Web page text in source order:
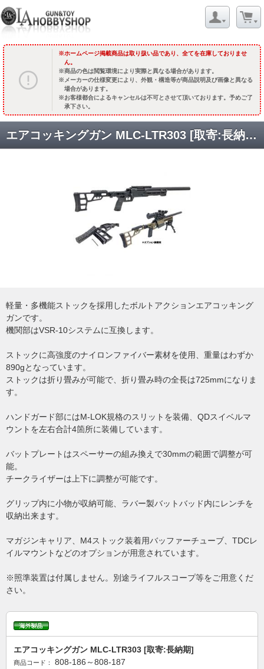
ホームページ掲載商品は取り扱い品であり、全てを在庫しておりませ
ん。
商品の色は閲覧環境により実際と異なる場合があります。
メーカーの仕様変更により、外観・構造等が商品説明及び画像と異なる
場合があります。
お客様都合によるキャンセルは不可とさせて頂いております。予めご了
承下さい。
エアコッキングガン MLC-LTR303 [取寄:長納期]
軽量・多機能ストックを採用したボルトアクションエアコッキング
ガンです。
機関部はVSR-10システムに互換します。
ストックに高強度のナイロンファイバー素材を使用、重量はわずか
890gとなっています。
ストックは折り畳みが可能で、折り畳み時の全長は725mmになりま
す。
ハンドガード部にはM-LOK規格のスリットを装備、QDスイベルマ
ウントを左右合計4箇所に装備しています。
バットプレートはスペーサーの組み換えで30mmの範囲で調整が可
能。
チークライザーは上下に調整が可能です。
グリップ内に小物が収納可能、ラバー製バットバッド内にレンチを
収納出来ます。
マガジンキャリア、M4ストック装着用バッファーチューブ、TDCレ
イルマウントなどのオプションが用意されています。
※照準装置は付属しません。別途ライフルスコープ等をご用意くだ
さい。
エアコッキングガン MLC-LTR303 [取寄:長納期]
商品コード： 808-186～808-187